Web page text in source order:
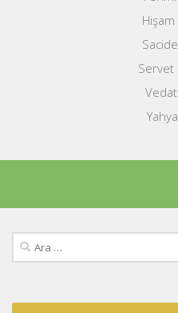
Servet
Vedat
Arama: